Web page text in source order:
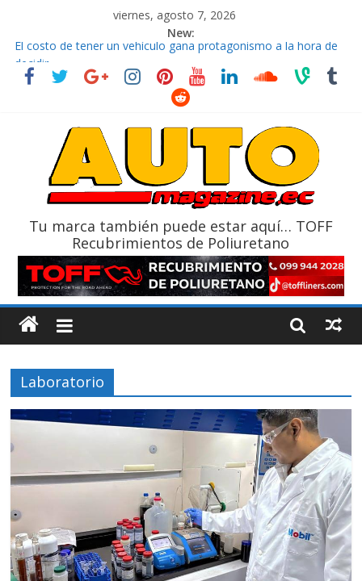
viernes, agosto 7, 2026
New:
El costo de tener un vehículo gana protagonismo a la hora de
decidir
Ultima película ‘Spider‑Man: Brand New Day’ pone en escena a
La Vuelta al Ecuador 2026, edición 47ª, recorre 7 provincias en 8
La FEDAK recibe 12 Sinotruk Bolden para cubrir las rutas de La
Tu marca también puede estar aquí… TOFF
Recubrimientos de Poliuretano
Laboratorio